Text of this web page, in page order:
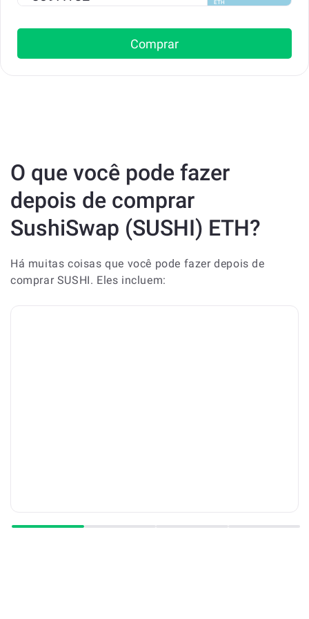
ETH
Comprar
O que você pode fazer
depois de comprar
SushiSwap (SUSHI) ETH?
Há muitas coisas que você pode fazer depois de
comprar SUSHI. Eles incluem: